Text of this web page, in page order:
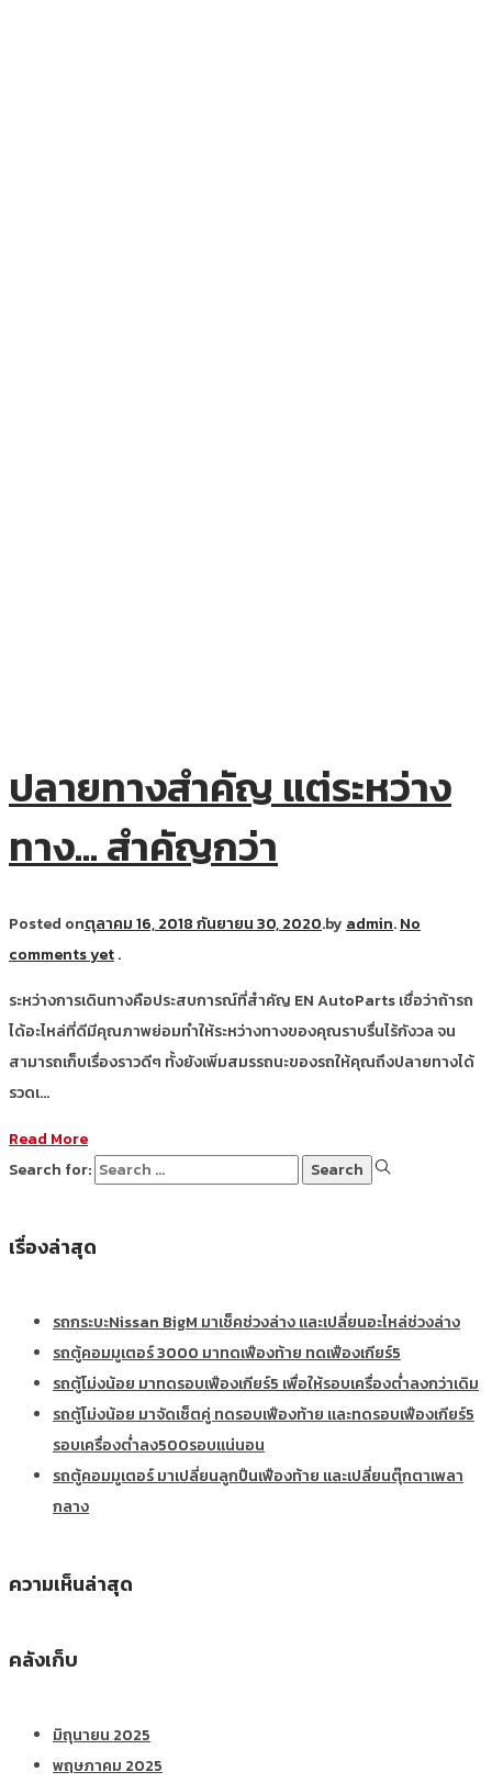
ปลายทางสำคัญ แต่ระหว่าง
ทาง… สำคัญกว่า
Posted onตุลาคม 16, 2018กันยายน 30, 2020.byadmin.No
comments yet.
ระหว่างการเดินทางคือประสบการณ์ที่สำคัญ EN AutoParts เชื่อว่าถ้ารถ
ได้อะไหล่ที่ดีมีคุณภาพย่อมทำให้ระหว่างทางของคุณราบรื่นไร้กังวล จน
สามารถเก็บเรื่องราวดีๆ ทั้งยังเพิ่มสมรรถนะของรถให้คุณถึงปลายทางได้
รวดเ…
Read More
Search for:
เรื่องล่าสุด
รถกระบะNissan BigM มาเช็คช่วงล่าง และเปลี่ยนอะไหล่ช่วงล่าง
รถตู้คอมมูเตอร์ 3000 มาทดเฟืองท้าย ทดเฟืองเกียร์5
รถตู้โม่งน้อย มาทดรอบเฟืองเกียร์5 เพื่อให้รอบเครื่องต่ำลงกว่าเดิม
รถตู้โม่งน้อย มาจัดเซ็ตคู่ ทดรอบเฟืองท้าย และทดรอบเฟืองเกียร์5
รอบเครื่องต่ำลง500รอบแน่นอน
รถตู้คอมมูเตอร์ มาเปลี่ยนลูกปืนเฟืองท้าย และเปลี่ยนตุ๊กตาเพลา
กลาง
ความเห็นล่าสุด
คลังเก็บ
มิถุนายน 2025
พฤษภาคม 2025